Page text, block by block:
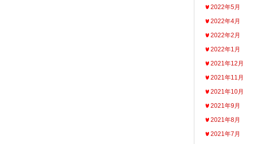
2022年5月
2022年4月
2022年2月
2022年1月
2021年12月
2021年11月
2021年10月
2021年9月
2021年8月
2021年7月